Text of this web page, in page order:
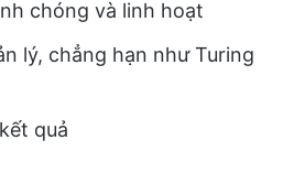
chóng và linh hoạt
lý, chẳng hạn như Turing
quả